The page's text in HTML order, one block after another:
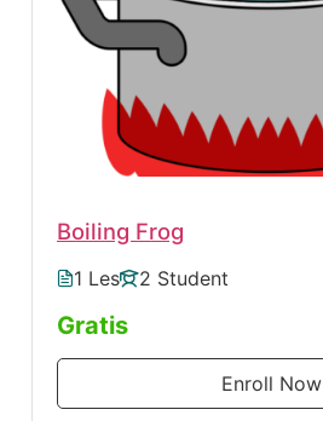
Boiling Frog
1 Les 2 Student
Gratis
Enroll Now